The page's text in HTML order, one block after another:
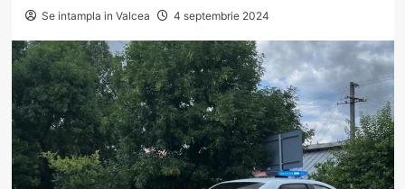
Se intampla in Valcea 4 septembrie 2024